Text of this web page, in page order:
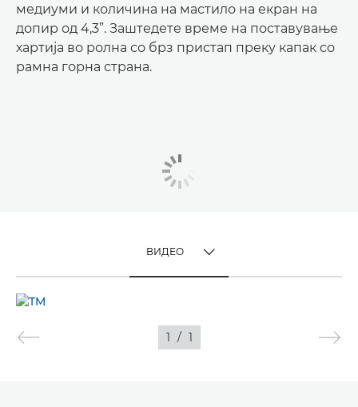
медиуми и количина на мастило на екран на
допир од 4,3”. Заштедете време на поставување
хартија во ролна со брз пристап преку капак со
рамна горна страна.
ВИДЕО
СЛИКИ
1 / 1